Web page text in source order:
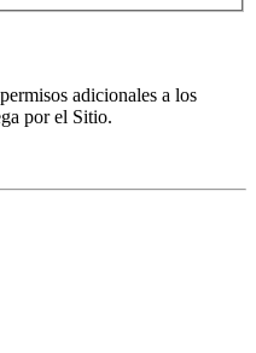
adicionales a los
por el Sitio.